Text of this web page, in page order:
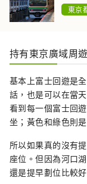
東京
持有東京廣域周
基本上富士回遊是
話，也是可以在當
看到每一個富士回
坐；黃色和綠色則
所以如果真的沒有
座位。但因為河口
還是提早劃位比較好